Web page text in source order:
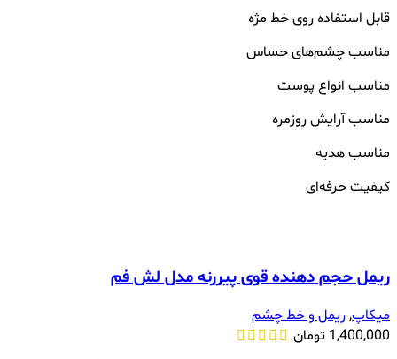
قابل استفاده روی خط مژه
مناسب چشم‌های حساس
مناسب انواع پوست
مناسب آرایش روزمره
مناسب هدیه
کیفیت حرفه‌ای
ریمل حجم دهنده قوی پیررنه مدل لش فم
میکاپ,ریمل و خط چشم
1,400,000 تومان